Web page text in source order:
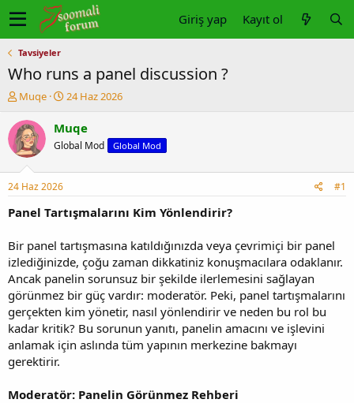
Giriş yap Kayıt ol
Tavsiyeler
Who runs a panel discussion ?
K
n
u
y
b
a
ş
t
a
n
Muqe
B
ş
a
ç
r
i
h
24 Haz 2026
Muqe
Global Mod Global Mod
24 Haz 2026 #1
Panel Tartışmalarını Kim Yönlendirir?
Bir panel tartışmasına katıldığınızda veya çevrimiçi bir panel
izlediğinizde, çoğu zaman dikkatiniz konuşmacılara odaklanır.
Ancak panelin sorunsuz bir şekilde ilerlemesini sağlayan
görünmez bir güç vardır: moderatör. Peki, panel tartışmalarını
gerçekten kim yönetir, nasıl yönlendirir ve neden bu rol bu
kadar kritik? Bu sorunun yanıtı, panelin amacını ve işlevini
anlamak için aslında tüm yapının merkezine bakmayı
gerektirir.
Moderatör: Panelin Görünmez Rehberi